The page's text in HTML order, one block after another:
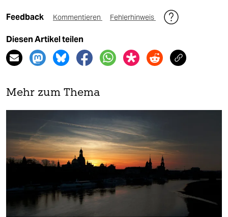
Feedback Kommentieren Fehlerhinweis
Diesen Artikel teilen
Mehr zum Thema